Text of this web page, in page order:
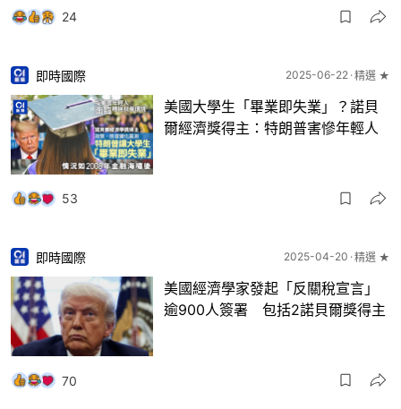
24
即時國際 2025-06-22 精選 ★
美國大學生「畢業即失業」？諾貝
爾經濟獎得主：特朗普害慘年輕人
53
即時國際 2025-04-20 精選 ★
美國經濟學家發起「反關稅宣言」
逾900人簽署 包括2諾貝爾獎得主
70